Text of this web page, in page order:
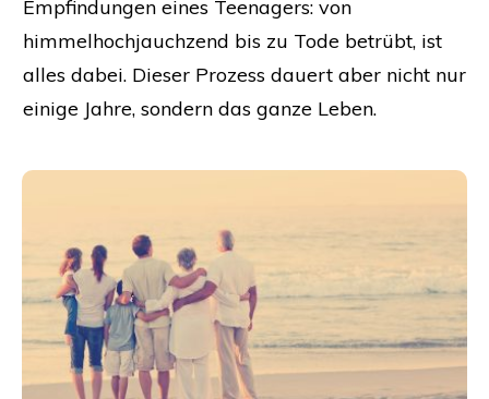
Empfindungen eines Teenagers: von
himmelhochjauchzend bis zu Tode betrübt, ist
alles dabei. Dieser Prozess dauert aber nicht nur
einige Jahre, sondern das ganze Leben.